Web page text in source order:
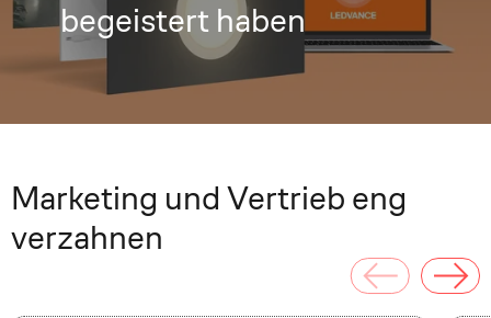
begeistert haben
Marketing und Vertrieb eng
verzahnen